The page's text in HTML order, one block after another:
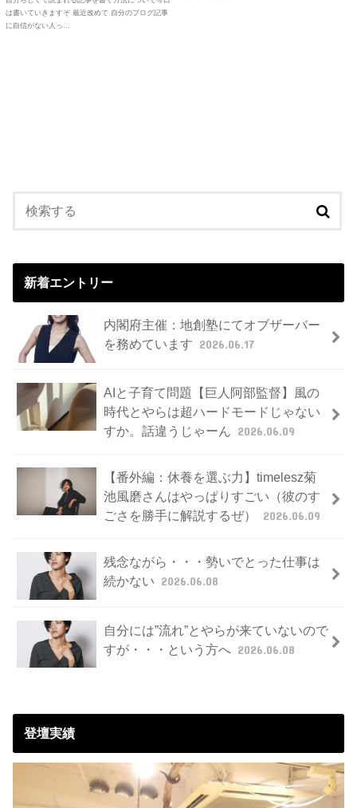
は書いていきますぞ 最近改めて 自分のブログ記事
に自信がない人っ…
新着エントリー
内閣府主催：地創塾にてオブザーバー
を務めています 2026.06.17
AIと子育て問題【巨人阿部監督】風の
時代とやらは超ハードモードじゃない
すか。話違うじゃーん 2026.06.09
【番外編：休養を選ぶ力】timelesz菊
池風磨さんはやっぱりすごい（彼のす
ごさを勝手に解説するぜ）
2026.06.09
残念ながら・・・勢いでとった仕事は
続かない 2026.06.08
自分には”流れ”とやらが来ていないので
すが・・・という方へ 2026.06.08
登壇実績